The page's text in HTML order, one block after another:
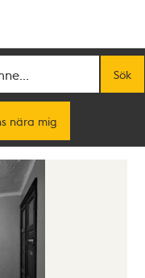
Sök
nära mig